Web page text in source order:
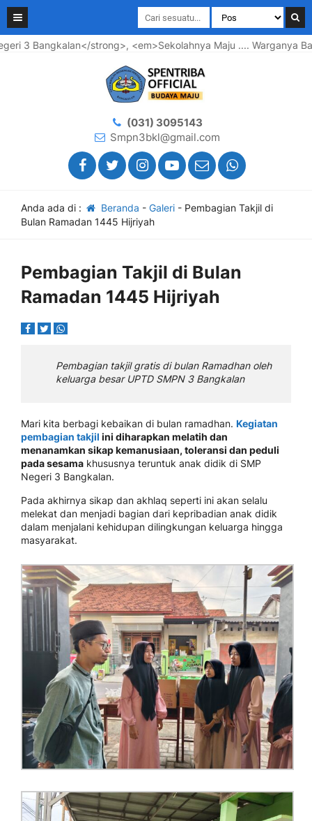
strong>, <em>Sekolahnya Maju .... Warganya Bahagia ...</em>
(031) 3095143
Smpn3bkl@gmail.com
Anda ada di : Beranda - Galeri- Pembagian Takjil di
Bulan Ramadan 1445 Hijriyah
Pembagian Takjil di Bulan
Ramadan 1445 Hijriyah
Pembagian takjil gratis di bulan Ramadhan oleh
keluarga besar UPTD SMPN 3 Bangkalan
Mari kita berbagi kebaikan di bulan ramadhan. Kegiatan
pembagian takjil ini diharapkan melatih dan
menanamkan sikap kemanusiaan, toleransi dan peduli
pada sesama khususnya teruntuk anak didik di SMP
Negeri 3 Bangkalan.
Pada akhirnya sikap dan akhlaq seperti ini akan selalu
melekat dan menjadi bagian dari kepribadian anak didik
dalam menjalani kehidupan dilingkungan keluarga hingga
masyarakat.